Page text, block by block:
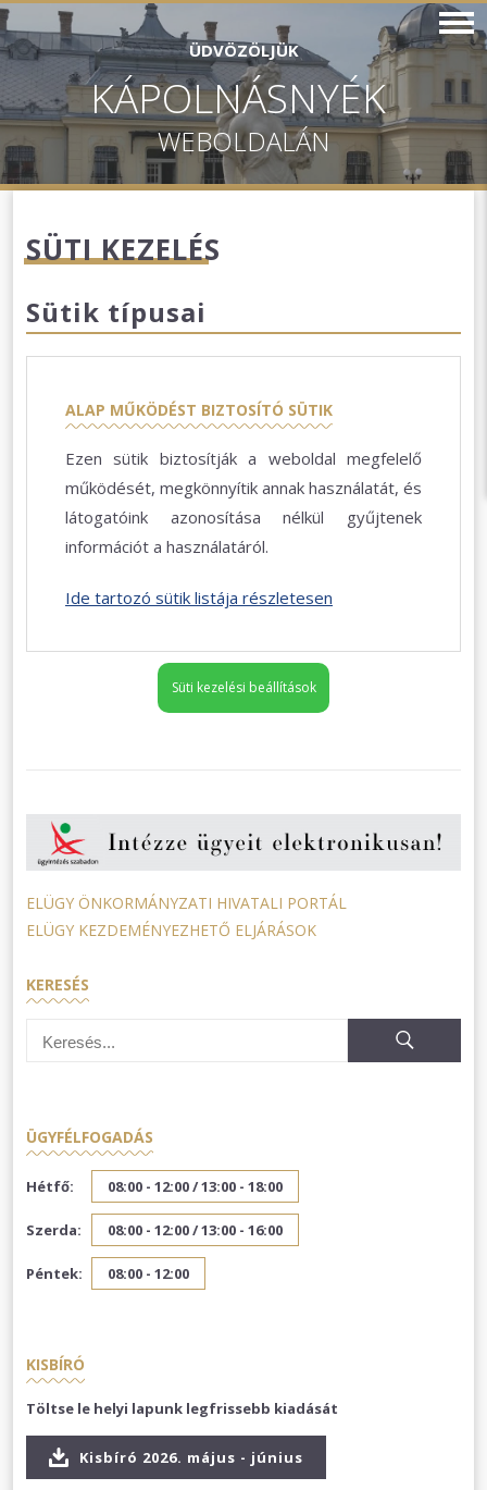
ÜDVÖZÖLJÜK
KÁPOLNÁSNYÉK
WEBOLDALÁN
SÜTI KEZELÉS
Sütik típusai
ALAP MŰKÖDÉST BIZTOSÍTÓ SÜTIK
Ezen sütik biztosítják a weboldal megfelelő
működését, megkönnyítik annak használatát, és
látogatóink azonosítása nélkül gyűjtenek
információt a használatáról.
Ide tartozó sütik listája részletesen
Süti kezelési beállítások
ELÜGY ÖNKORMÁNYZATI HIVATALI PORTÁL
ELÜGY KEZDEMÉNYEZHETŐ ELJÁRÁSOK
KERESÉS
ÜGYFÉLFOGADÁS
Hétfő: 08:00 - 12:00 /13:00 - 18:00
Szerda: 08:00 - 12:00 /13:00 - 16:00
Péntek: 08:00 - 12:00
KISBÍRÓ
Töltse le helyi lapunk legfrissebb kiadását
Kisbíró 2026. május - június